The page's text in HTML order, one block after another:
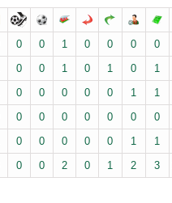
0
0
0
0
1
0
0
1
0
1
0
1
0
0
1
1
0
0
0
0
0
0
0
0
0
0
0
0
1
1
0
0
0
0
0
3
2
1
0
2
0
0